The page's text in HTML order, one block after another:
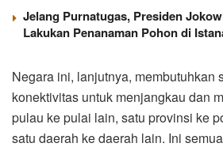
Jelang Purnatugas, Presiden
Lakukan Penanaman Pohon di
Negara ini, lanjutnya, membutuhkan
konektivitas untuk menjangkau dan
pulau ke pulai lain, satu provinsi ke
satu daerah ke daerah lain. Ini